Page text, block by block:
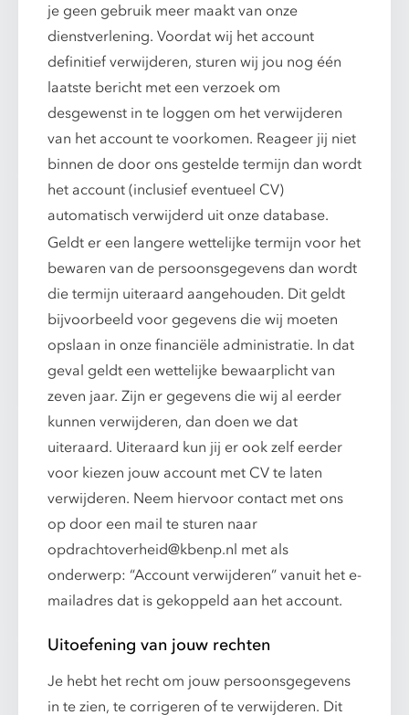
je geen gebruik meer maakt van onze
dienstverlening. Voordat wij het account
definitief verwijderen, sturen wij jou nog één
laatste bericht met een verzoek om
desgewenst in te loggen om het verwijderen
van het account te voorkomen. Reageer jij niet
binnen de door ons gestelde termijn dan wordt
het account (inclusief eventueel CV)
automatisch verwijderd uit onze database.
Geldt er een langere wettelijke termijn voor het
bewaren van de persoonsgegevens dan wordt
die termijn uiteraard aangehouden. Dit geldt
bijvoorbeeld voor gegevens die wij moeten
opslaan in onze financiële administratie. In dat
geval geldt een wettelijke bewaarplicht van
zeven jaar. Zijn er gegevens die wij al eerder
kunnen verwijderen, dan doen we dat
uiteraard. Uiteraard kun jij er ook zelf eerder
voor kiezen jouw account met CV te laten
verwijderen. Neem hiervoor contact met ons
op door een mail te sturen naar
opdrachtoverheid@kbenp.nl met als
onderwerp: “Account verwijderen” vanuit het e-
mailadres dat is gekoppeld aan het account.
Uitoefening van jouw rechten
Je hebt het recht om jouw persoonsgegevens
in te zien, te corrigeren of te verwijderen. Dit